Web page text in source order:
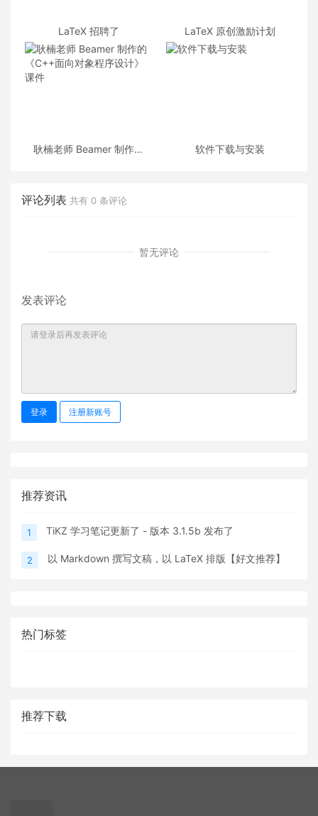
LaTeX 招聘了 LaTeX 原创激励计划
耿楠老师 Beamer 制作的
软件下载与安装
评论列表 共有 0 条评论
暂无评论
发表评论
登录 注册新账号
推荐资讯
1 TiKZ 学习笔记更新了 - 版本 3.1.5b 发布了
2 以 Markdown 撰写文稿，以 LaTeX 排版【好文推荐】
热门标签
推荐下载